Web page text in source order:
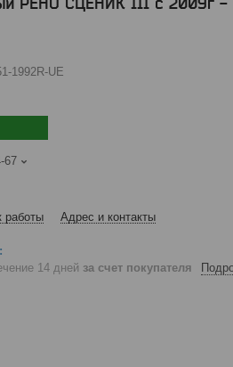
1992R-UE
67
работы Адрес и контакты
14 дней за счет покупателя